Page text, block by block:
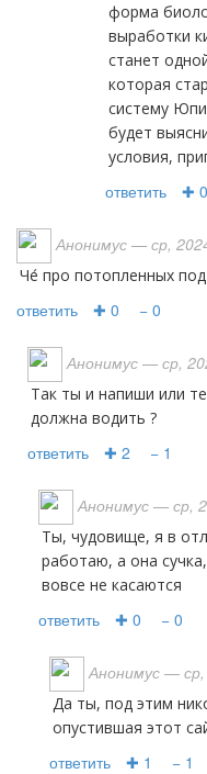
форма
выработки
станет
которая
систему
будет
условия,
ответить ✚ 0
Анонимус — ср,
че́ про потопленных
ответить ✚ 0 − 0
Анонимус — ср,
Так ты и напиши или тебя девочка в туалет за руку
должна водить ?
ответить ✚ 2 − 1
Анонимус — ср,
ты, чудовище, я в отличии чмуши, в информ бюро не
работаю, а она
вовсе не касаются
ответить ✚ 0 − 0
Анонимус — ср,
Да ты, под этим ником(14:07), таже самая Тьмуша,
опустившая этот
ответить ✚ 1 − 1